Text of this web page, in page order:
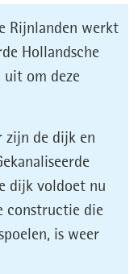
Rijnlanden werkt
Hollandsche
uit om deze
zijn de dijk en
dijk voldoet nu
constructie die
is weer